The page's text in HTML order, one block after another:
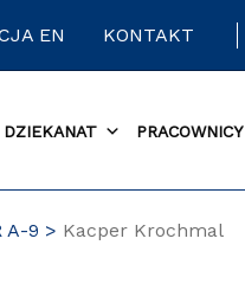
EN KONTAKT
DZIEKANAT PRACOWNICY
A-9 Kacper Krochmal